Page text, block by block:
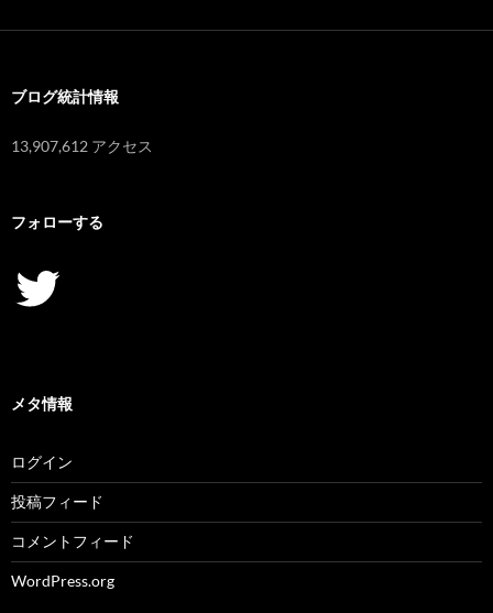
ブログ統計情報
13,907,612 アクセス
フォローする
Twitter
メタ情報
ログイン
投稿フィード
コメントフィード
WordPress.org